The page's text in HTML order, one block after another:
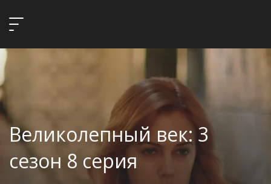
Великолепный век: 3
сезон 8 серия